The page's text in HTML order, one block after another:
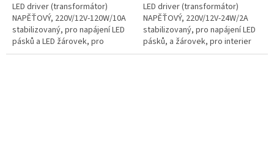
LED driver (transformátor)
NAPĚŤOVÝ, 220V/12V-120W/10A
stabilizovaný, pro napájení LED
pásků a LED žárovek, pro
interier IP20
LED driver (transformátor)
NAPĚŤOVÝ, 220V/12V-24W/2A
stabilizovaný, pro napájení LED
pásků, a žárovek, pro interier
IP20